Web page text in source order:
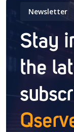
Newsletter
Stay
the